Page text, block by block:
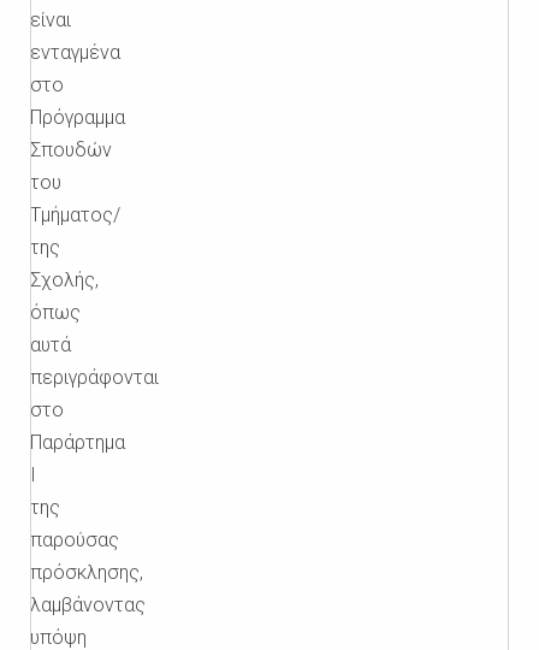
είναι
ενταγμένα
στο
Πρόγραμμα
Σπουδών
του
Τμήματος/
της
Σχολής,
όπως
αυτά
περιγράφονται
στο
Παράρτημα
Ι
της
παρούσας
πρόσκλησης,
λαμβάνοντας
υπόψη